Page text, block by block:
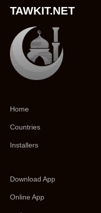
TAWKIT.NET
Home
Countries
Installers
Download App
Online App